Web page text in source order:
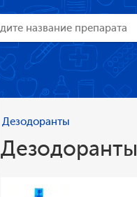
Дезодоранты
Дезодоранты